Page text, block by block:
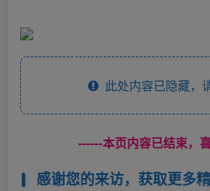
此处内容已隐藏，
------本页内容已结束，
感谢您的来访，获取更多